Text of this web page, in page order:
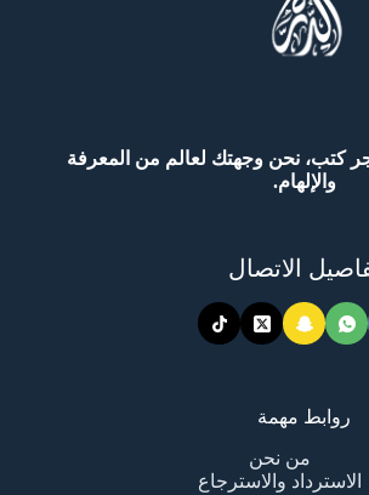
كتب، نحن وجهتك لعالم من المعرفة
والإلهام.
الاتصال
روابط مهمة
من نحن
الاسترداد والاسترجاع